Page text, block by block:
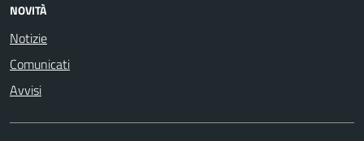
NOVITÀ
Notizie
Comunicati
Avvisi